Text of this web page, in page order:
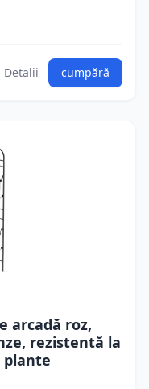
Detalii cumpără
arcadă roz,
rezistentă la